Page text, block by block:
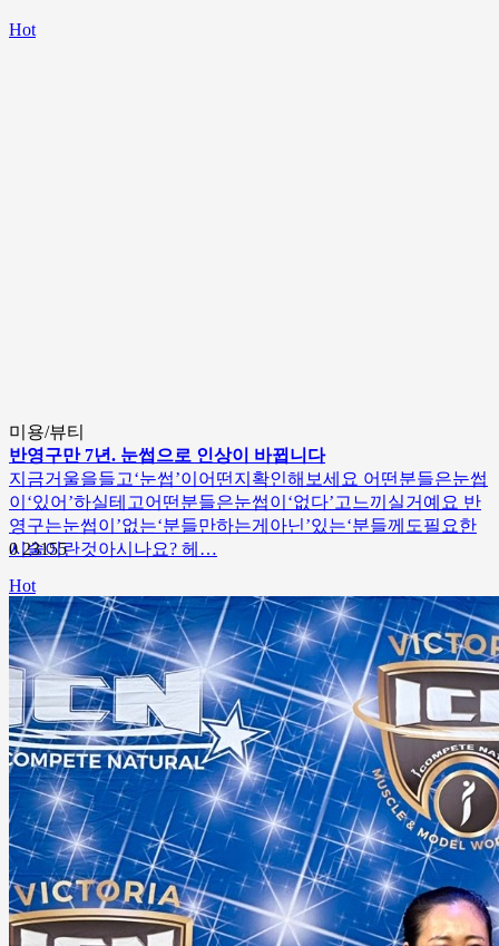
Hot
미용/뷰티
반영구만 7년. 눈썹으로 인상이 바뀝니다
지금거울을들고‘눈썹’이어떤지확인해보세요 어떤분들은눈썹
이‘있어’하실테고어떤분들은눈썹이‘없다’고느끼실거예요 반
영구는눈썹이’없는‘분들만하는게아닌’있는‘분들께도필요한
시술이란것아시나요? 헤…
023155
Hot